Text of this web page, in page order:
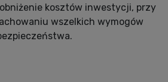
kosztów inwestycji, przy
wszelkich wymogów